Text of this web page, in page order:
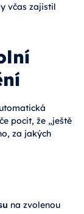
včas zajistil
pocit, že „ještě
za jakých
na zvolenou